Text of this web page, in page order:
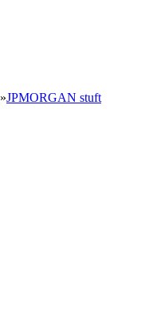
»JPMORGAN stuft